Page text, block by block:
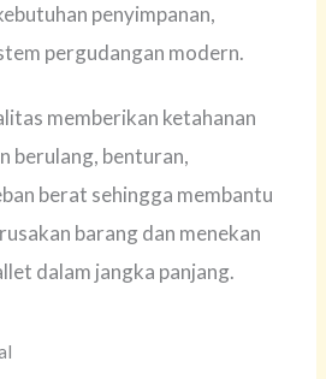
penyimpanan,
pergudangan modern.
memberikan ketahanan
berulang, benturan,
berat sehingga membantu
barang dan menekan
dalam jangka panjang.